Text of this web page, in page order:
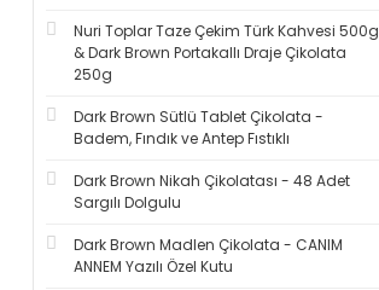
Nuri Toplar Taze Çekim Türk Kahvesi 500g
& Dark Brown Portakallı Draje Çikolata
250g
Dark Brown Sütlü Tablet Çikolata -
Badem, Fındık ve Antep Fıstıklı
Dark Brown Nikah Çikolatası - 48 Adet
Sargılı Dolgulu
Dark Brown Madlen Çikolata - CANIM
ANNEM Yazılı Özel Kutu